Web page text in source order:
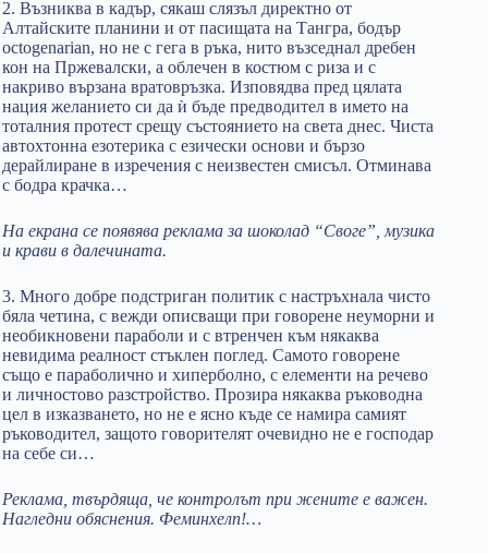
2. Възниква в кадър, сякаш слязъл директно от
Алтайските планини и от пасищата на Тангра, бодър
octogenarian, но не с гега в ръка, нито възседнал дребен
кон на Пржевалски, а облечен в костюм с риза и с
накриво вързана вратовръзка. Изповядва пред цялата
нация желанието си да ѝ бъде предводител в името на
тоталния протест срещу състоянието на света днес. Чиста
автохтонна езотерика с езически основи и бързо
дерайлиране в изречения с неизвестен смисъл. Отминава
с бодра крачка…
На екрана се появява реклама за шоколад “Своге”, музика
и крави в далечината.
3. Много добре подстриган политик с настръхнала чисто
бяла четина, с вежди описващи при говорене неуморни и
необикновени параболи и с втренчен към някаква
невидима реалност стъклен поглед. Самото говорене
също е параболично и хиперболно, с елементи на речево
и личностово разстройство. Прозира някаква ръководна
цел в изказването, но не е ясно къде се намира самият
ръководител, защото говорителят очевидно не е господар
на себе си…
Реклама твърдяща, че контролът при жените е важен.
Нагледни обяснения. Феминхелп!…